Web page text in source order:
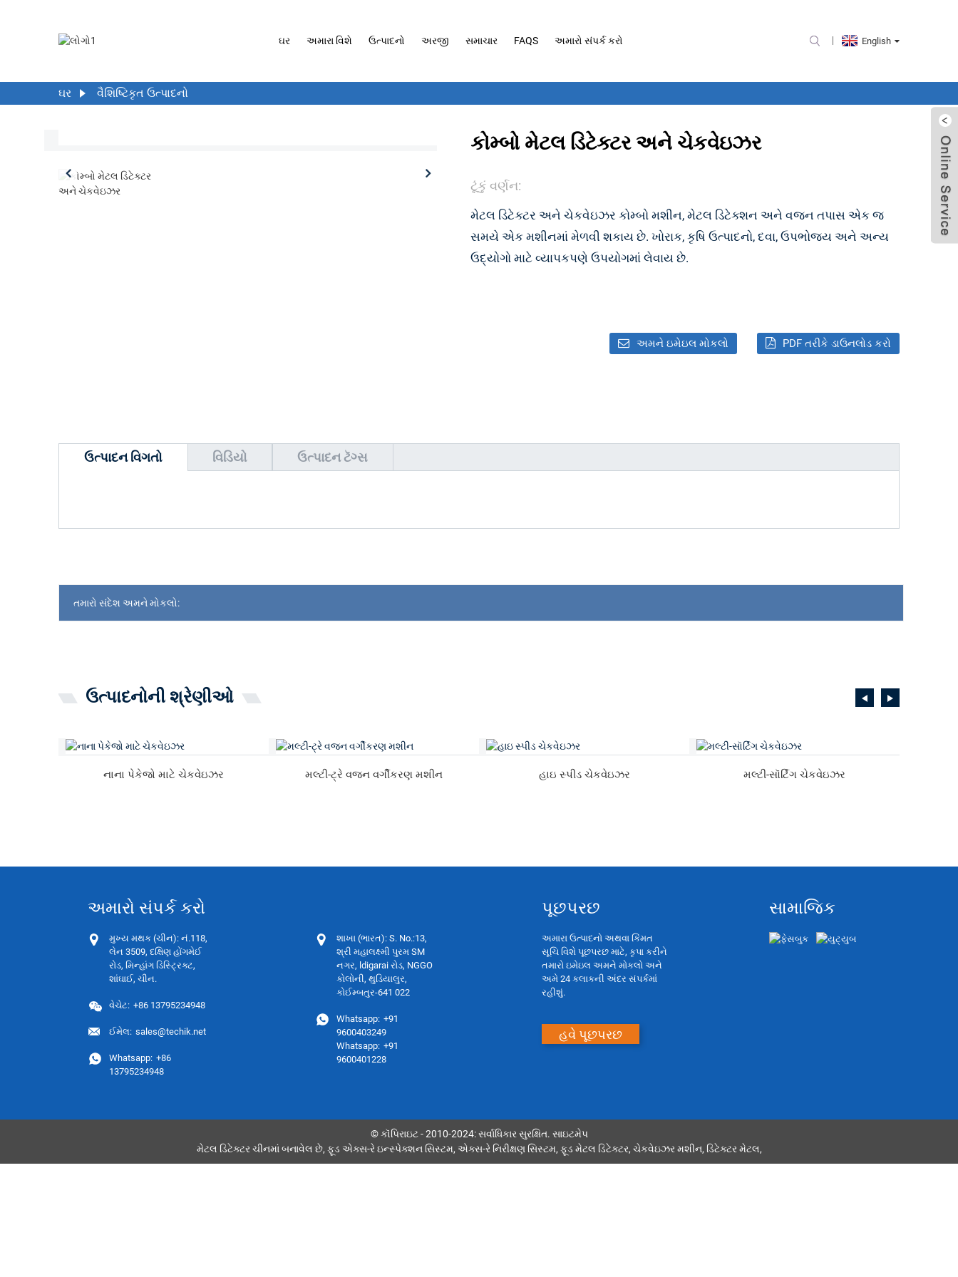
ઘર અમારા વિશે ઉત્પાદનો અરજી સમાચાર FAQS અમારો સંપર્ક કરો English
ઘર વૈશિષ્ટિકૃત ઉત્પાદનો
કોમ્બો મેટલ ડિટેક્ટર અને ચેકવેઇઝર
ટૂંકું વર્ણન:
મેટલ ડિટેક્ટર અને ચેકવેઇઝર કોમ્બો મશીન, મેટલ ડિટેક્શન અને વજન તપાસ એક જ
સમયે એક મશીનમાં મેળવી શકાય છે. ખોરાક, કૃષિ ઉત્પાદનો, દવા, ઉપભોજ્ય અને અન્ય
ઉદ્યોગો માટે વ્યાપકપણે ઉપયોગમાં લેવાય છે.
અમને ઇમેઇલ મોકલો PDF તરીકે ડાઉનલોડ કરો
ઉત્પાદન વિગતો વિડિયો ઉત્પાદન ટૅગ્સ
તમારો સંદેશ અમને મોકલો:
ઉત્પાદનોની શ્રેણીઓ
નાના પેકેજો માટે ચેકવેઇઝર મલ્ટી-ટ્રે વજન વર્ગીકરણ મશીન હાઇ સ્પીડ ચેકવેઇઝર મલ્ટી-સૉર્ટિંગ ચેકવેઇઝર
અમારો સંપર્ક કરો
મુખ્ય મથક (ચીન): નં.118,
લેન 3509, દક્ષિણ હોંગમેઈ
રોડ, મિન્હાંગ ડિસ્ટ્રિક્ટ,
શાંઘાઈ, ચીન.
વેચેટ: +86 13795234948
ઈમેલ: sales@techik.net
Whatsapp: +86
13795234948
શાખા (ભારત): S. No.:13,
શ્રી મહાલક્ષ્મી પુરમ SM
નગર, ldigarai રોડ, NGGO
કોલોની, થુડિયાલુર,
કોઈમ્બતુર-641 022
Whatsapp: +91
9600403249
Whatsapp: +91
9600401228
પૂછપરછ
અમારા ઉત્પાદનો અથવા કિંમત
સૂચિ વિશે પૂછપરછ માટે, કૃપા કરીને
તમારો ઇમેઇલ અમને મોકલો અને
અમે 24 કલાકની અંદર સંપર્કમાં
રહીશું.
હવે પૂછપરછ
સામાજિક
© કૉપિરાઇટ - 2010-2024: સર્વાધિકાર સુરક્ષિત. સાઇટમેપ
મેટલ ડિટેક્ટર ચીનમાં બનાવેલ છે, ફૂડ એક્સ-રે ઇન્સ્પેક્શન સિસ્ટમ, એક્સ-રે નિરીક્ષણ સિસ્ટમ, ફૂડ મેટલ ડિટેક્ટર, ચેકવેઇઝર મશીન, ડિટેક્ટર મેટલ,